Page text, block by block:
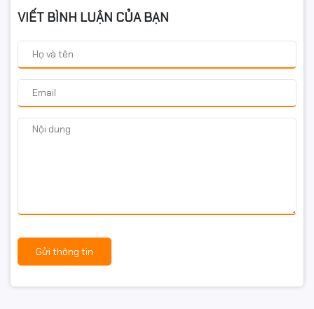
VIẾT BÌNH LUẬN CỦA BẠN
Gửi thông tin